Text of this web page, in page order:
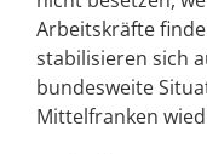
Arbeitskräfte
stabilisieren sich
bundesweite
Mittelfranken